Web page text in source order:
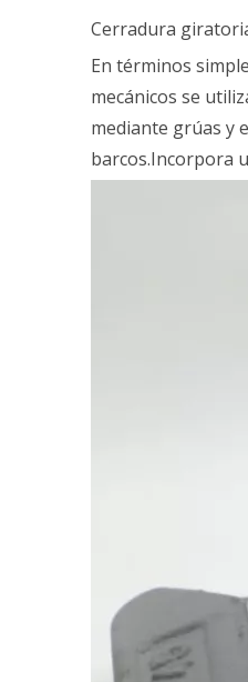
Cerradura
En términos
mecánicos se
mediante grúas y
barcos.Incorpora